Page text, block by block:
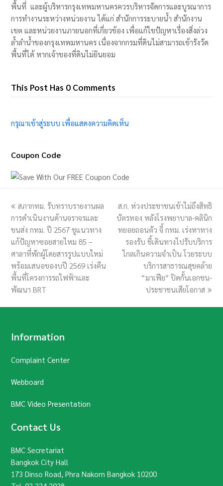
พื้นที่ และผู้บริหารกรุงเทพมหานครควรบริหารจัดการและบูรณาการ
การทำงานระหว่างหน่วยงาน ได้แก่ สำนักการระบายน้ำ สำนักงาน
เขต และหน่วยงานภายนอกที่เกี่ยวข้อง เพื่อแก้ไขปัญหาเรื่องสิ่งล่วง
ล้ำลำน้ำของกรุงเทพมหานคร เนื่องจากกรมที่ดินไม่สามารถเข้ารังวัด
พื้นที่ได้ หากเจ้าของที่ดินไม่ยินยอม
This Post Has 0 Comments
กรุณาเข้าสู่ระบบ เพื่อแสดงความคิดเห็น
Coupon Code
previous
post:
สภากทม. รับทราบรายงานผล
การดำเนินงานด้านจราจรและ
ขนส่ง กทม. ปี 2567 ชูแนวทาง
แก้ปัญหาซอยสายไหม 85 –
ศาลาที่พักผู้โดยสารรูปแบบใหม่
พร้อมเสนอของบปี 2569 เร่งคืน
พื้นที่โครงการรถไฟฟ้าและ
พัฒนา BRT
next
post:
ส.ก. ห่วงประชาชนเข้าไม่ถึงสิทธิ
บัตรทอง หลังโรงพยาบาล-คลินิก
ทยอยถอนตัว จี้ กทม. เร่งหาทาง
รองรับ ชี้เดินทางไปรับบริการ
ไกลเกินความจำเป็น โวยระบบ
บริการสาธารณสุขคล้าย
“มาเฟีย” ปิดกั้นเอกชน-
ประชาชนเสียโอกาส
Information
Complaint Center
Webboard
BMC Video Presentation
Contact Us
BMC Secretariat
Bangkok City Hall
173 Dinso Road, Phra Nakorn Bangkok 10200